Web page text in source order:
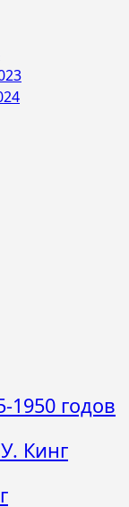
1950 годов
Кинг